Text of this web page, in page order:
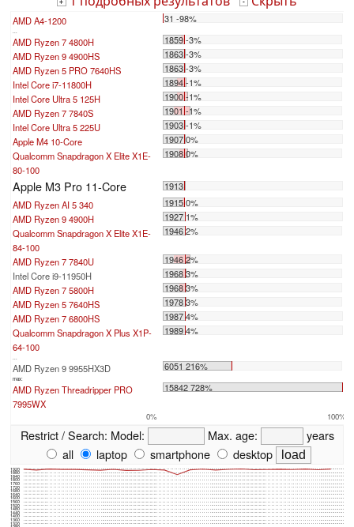
+ -
AMD A4-1200 31 -98%
...
AMD Ryzen 7 4800H
1859 -3%
AMD Ryzen 9 4900HS
1863 -3%
AMD Ryzen 5 PRO 7640HS
1863 -3%
Intel Core i7-11800H
1894 -1%
Intel Core Ultra 5 125H
1900 -1%
AMD Ryzen 7 7840S
1901 -1%
Intel Core Ultra 5 225U
1903 -1%
Apple M4 10-Core
1907 0%
Qualcomm Snapdragon X Elite X1E-
80-100
1908 0%
Apple M3 Pro 11-Core
1913
AMD Ryzen AI 5 340
1915 0%
AMD Ryzen 9 4900H
1927 1%
Qualcomm Snapdragon X Elite X1E-
84-100
1946 2%
AMD Ryzen 7 7840U
1946 2%
Intel Core i9-11950H
1968 3%
AMD Ryzen 7 5800H
1968 3%
AMD Ryzen 5 7640HS
1978 3%
AMD Ryzen 7 6800HS
1987 4%
Qualcomm Snapdragon X Plus X1P-
64-100
1989 4%
...
AMD Ryzen 9 9955HX3D 6051 216%
max:
AMD Ryzen Threadripper PRO
7995WX
15842 728%
0% 100%
Restrict / Search: Model: Max. age:
years
all
laptop smartphone desktop
1320
1360
1400
1440
1480
1520
1560
1600
1640
1680
1720
1760
1800
1840
1880
1920